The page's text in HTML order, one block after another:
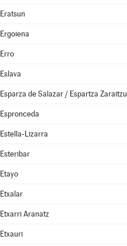
Eratsun
Ergoiena
Erro
Eslava
Esparza de Salazar / Espartza Zaraitzu
Espronceda
Estella-Lizarra
Esteribar
Etayo
Etxalar
Etxarri Aranatz
Etxauri